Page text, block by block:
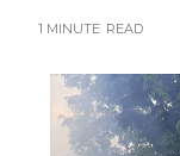
1 MINUTE READ